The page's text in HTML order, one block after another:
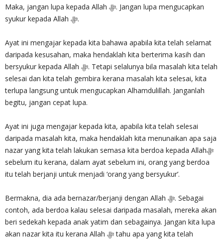
Maka, jangan lupa kepada Allah ‎ﷻ. Jangan lupa mengucapkan
syukur kepada Allah ‎ﷻ.
Ayat ini mengajar kepada kita bahawa apabila kita telah selamat
daripada kesusahan, maka hendaklah kita berterima kasih dan
bersyukur kepada Allah ‎ﷻ. Tetapi selalunya bila masalah kita telah
selesai dan kita telah gembira kerana masalah kita selesai, kita
terlupa langsung untuk mengucapkan Alhamdulillah. Janganlah
begitu, jangan cepat lupa.
Ayat ini juga mengajar kepada kita, apabila kita telah selesai
daripada masalah kita, maka hendaklah kita menunaikan apa saja
nazar yang kita telah lakukan semasa kita berdoa kepada Allah‎ﷻ
sebelum itu kerana, dalam ayat sebelum ini, orang yang berdoa
itu telah berjanji untuk menjadi ‘orang yang bersyukur’.
Bermakna, dia ada bernazar/berjanji dengan Allah ‎ﷻ. Sebagai
contoh, ada berdoa kalau selesai daripada masalah, mereka akan
beri sedekah kepada anak yatim dan sebagainya. Jangan kita lupa
akan nazar kita itu kerana Allah ‎ﷻ tahu apa yang kita telah